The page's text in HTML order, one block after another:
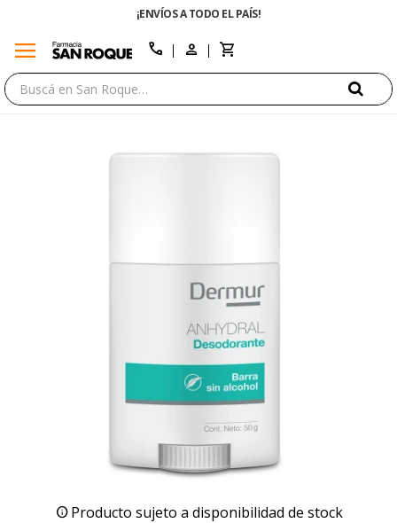
¡ENVÍOS A TODO EL PAÍS!
menu call
Producto sujeto a disponibilidad de stock
close